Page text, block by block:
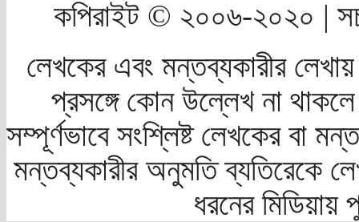
কপিরাইট © ২০০৬-২০২০ |
লেখকের এবং মন্তব্যকারীর
প্রসঙ্গে কোন উল্লেখ না
সম্পূর্ণভাবে সংশ্লিষ্ট লেখকের বা
মন্তব্যকারীর অনুমতি ব্যতিরেকে
ধরনের মিডিয়ায়